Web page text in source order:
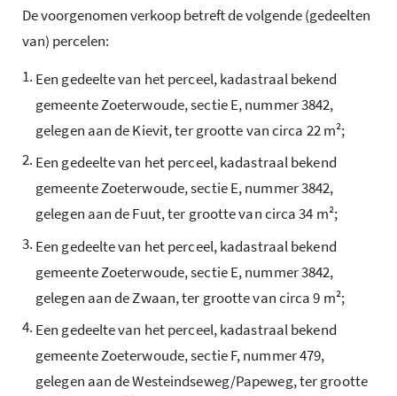
De voorgenomen verkoop betreft de volgende (gedeelten
van) percelen:
1. Een gedeelte van het perceel, kadastraal bekend
gemeente Zoeterwoude, sectie E, nummer 3842,
gelegen aan de Kievit, ter grootte van circa 22 m²;
2. Een gedeelte van het perceel, kadastraal bekend
gemeente Zoeterwoude, sectie E, nummer 3842,
gelegen aan de Fuut, ter grootte van circa 34 m²;
3. Een gedeelte van het perceel, kadastraal bekend
gemeente Zoeterwoude, sectie E, nummer 3842,
gelegen aan de Zwaan, ter grootte van circa 9 m²;
4. Een gedeelte van het perceel, kadastraal bekend
gemeente Zoeterwoude, sectie F, nummer 479,
gelegen aan de Westeindseweg/Papeweg, ter grootte